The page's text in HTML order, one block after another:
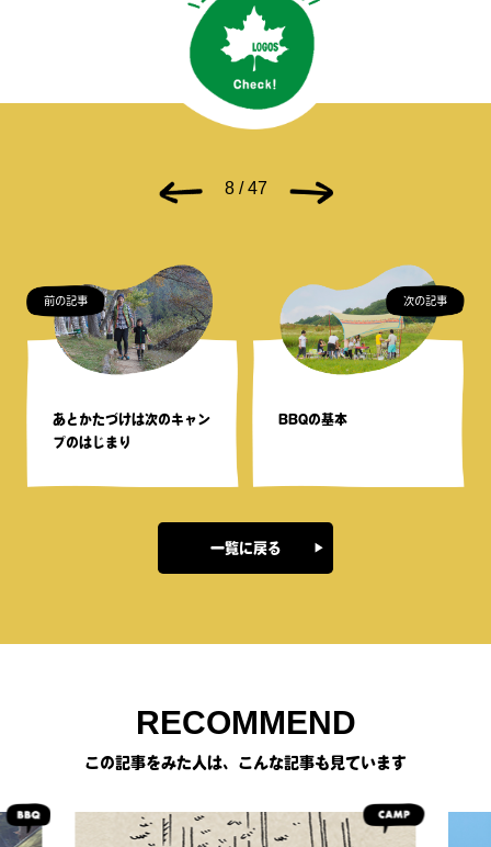
前の記事
あとかたづけは次のキャン
プのはじまり
8 / 47
次の記事
BBQの基本
一覧に戻る
RECOMMEND
この記事をみた人は、こんな記事も見ています